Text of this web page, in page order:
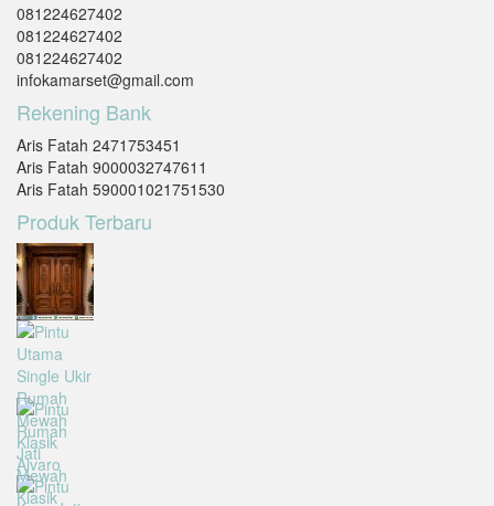
081224627402
081224627402
081224627402
infokamarset@gmail.com
Rekening Bank
Aris Fatah 2471753451
Aris Fatah 9000032747611
Aris Fatah 590001021751530
Produk Terbaru